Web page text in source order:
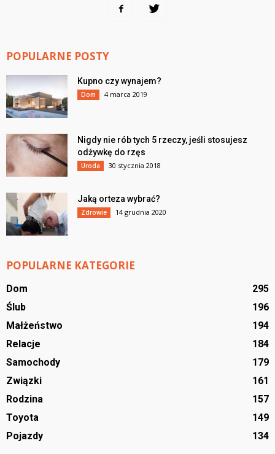
POPULARNE POSTY
Kupno czy wynajem?
Dom 4 marca 2019
Nigdy nie rób tych 5 rzeczy, jeśli stosujesz
odżywkę do rzęs
Uroda 30 stycznia 2018
Jaką orteza wybrać?
Zdrowie 14 grudnia 2020
POPULARNE KATEGORIE
Dom
295
Ślub
196
Małżeństwo
194
Relacje
184
Samochody
179
Związki
161
Rodzina
157
Toyota
149
Pojazdy
134